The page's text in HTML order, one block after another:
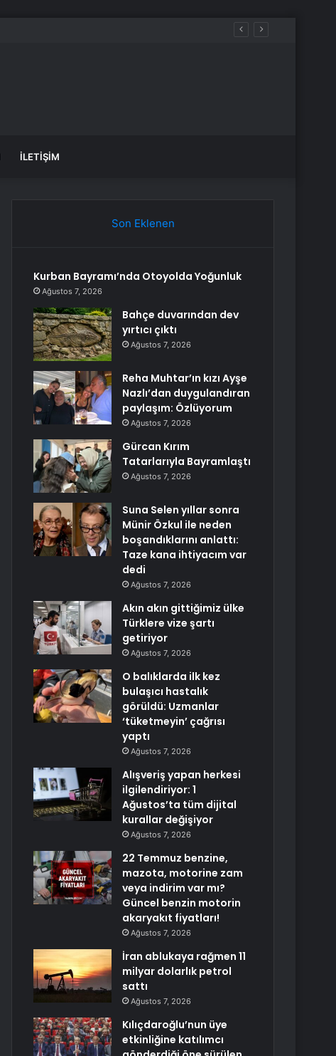
İLETIŞIM
Son Eklenen
Kurban Bayramı’nda Otoyolda Yoğunluk
Ağustos 7, 2026
Bahçe duvarından dev
yırtıcı çıktı
Ağustos 7, 2026
Reha Muhtar’ın kızı Ayşe
Nazlı’dan duygulandıran
paylaşım: Özlüyorum
Ağustos 7, 2026
Gürcan Kırım
Tatarlarıyla Bayramlaştı
Ağustos 7, 2026
Suna Selen yıllar sonra
Münir Özkul ile neden
boşandıklarını anlattı:
Taze kana ihtiyacım var
dedi
Ağustos 7, 2026
Akın akın gittiğimiz ülke
Türklere vize şartı
getiriyor
Ağustos 7, 2026
O balıklarda ilk kez
bulaşıcı hastalık
görüldü: Uzmanlar
‘tüketmeyin’ çağrısı
yaptı
Ağustos 7, 2026
Alışveriş yapan herkesi
ilgilendiriyor: 1
Ağustos’ta tüm dijital
kurallar değişiyor
Ağustos 7, 2026
22 Temmuz benzine,
mazota, motorine zam
veya indirim var mı?
Güncel benzin motorin
akaryakıt fiyatları!
Ağustos 7, 2026
İran ablukaya rağmen 11
milyar dolarlık petrol
sattı
Ağustos 7, 2026
Kılıçdaroğlu’nun üye
etkinliğine katılımcı